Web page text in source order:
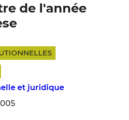
de l'année
et juridique